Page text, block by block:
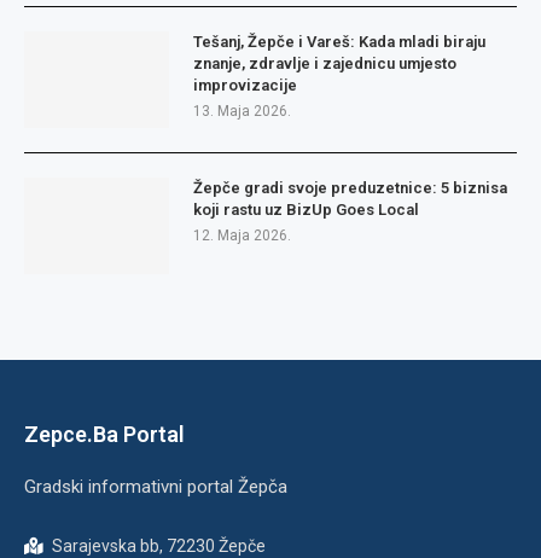
Tešanj, Žepče i Vareš: Kada mladi biraju
znanje, zdravlje i zajednicu umjesto
improvizacije
13. Maja 2026.
Žepče gradi svoje preduzetnice: 5 biznisa
koji rastu uz BizUp Goes Local
12. Maja 2026.
Zepce.Ba Portal
Gradski informativni portal Žepča
Sarajevska bb, 72230 Žepče